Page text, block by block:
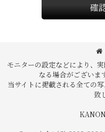
確
モニターの設定などにより、
なる場合がございま
当サイトに掲載される全ての
致